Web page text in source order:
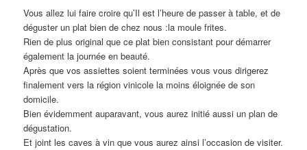
Vous allez lui faire croire qu’Il est l’heure de passer à table, et de
déguster un plat bien de chez nous :la moule frites.
Rien de plus original que ce plat bien consistant pour démarrer
également la journée en beauté.
Après que vos assiettes soient terminées vous vous dirigerez
finalement vers la région vinicole la moins éloignée de son
domicile.
Bien évidemment auparavant, vous aurez initié aussi un plan de
dégustation.
Et joint les caves à vin que vous aurez ainsi l’occasion de visiter.